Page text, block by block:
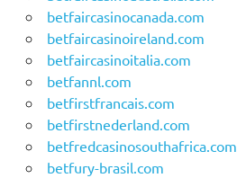
betfaircasinocanada.com
betfaircasinoireland.com
betfaircasinoitalia.com
betfannl.com
betfirstfrancais.com
betfirstnederland.com
betfredcasinosouthafrica.com
betfury-brasil.com